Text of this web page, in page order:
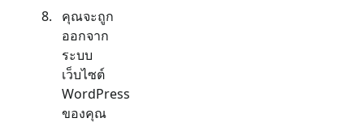
คุณจะถูก
ออกจาก
ระบบ
เว็บไซต์
WordPress
ของคุณ